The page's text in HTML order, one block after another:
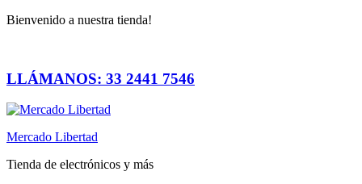
Bienvenido a nuestra tienda!
LLÁMANOS: 33 2441 7546
Mercado Libertad
Tienda de electrónicos y más